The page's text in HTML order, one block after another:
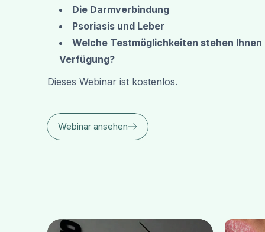
Die Darmverbindung
Psoriasis und Leber
Welche Testmöglichkeiten stehen Ihnen
Verfügung?
Dieses Webinar ist kostenlos.
Webinar ansehen